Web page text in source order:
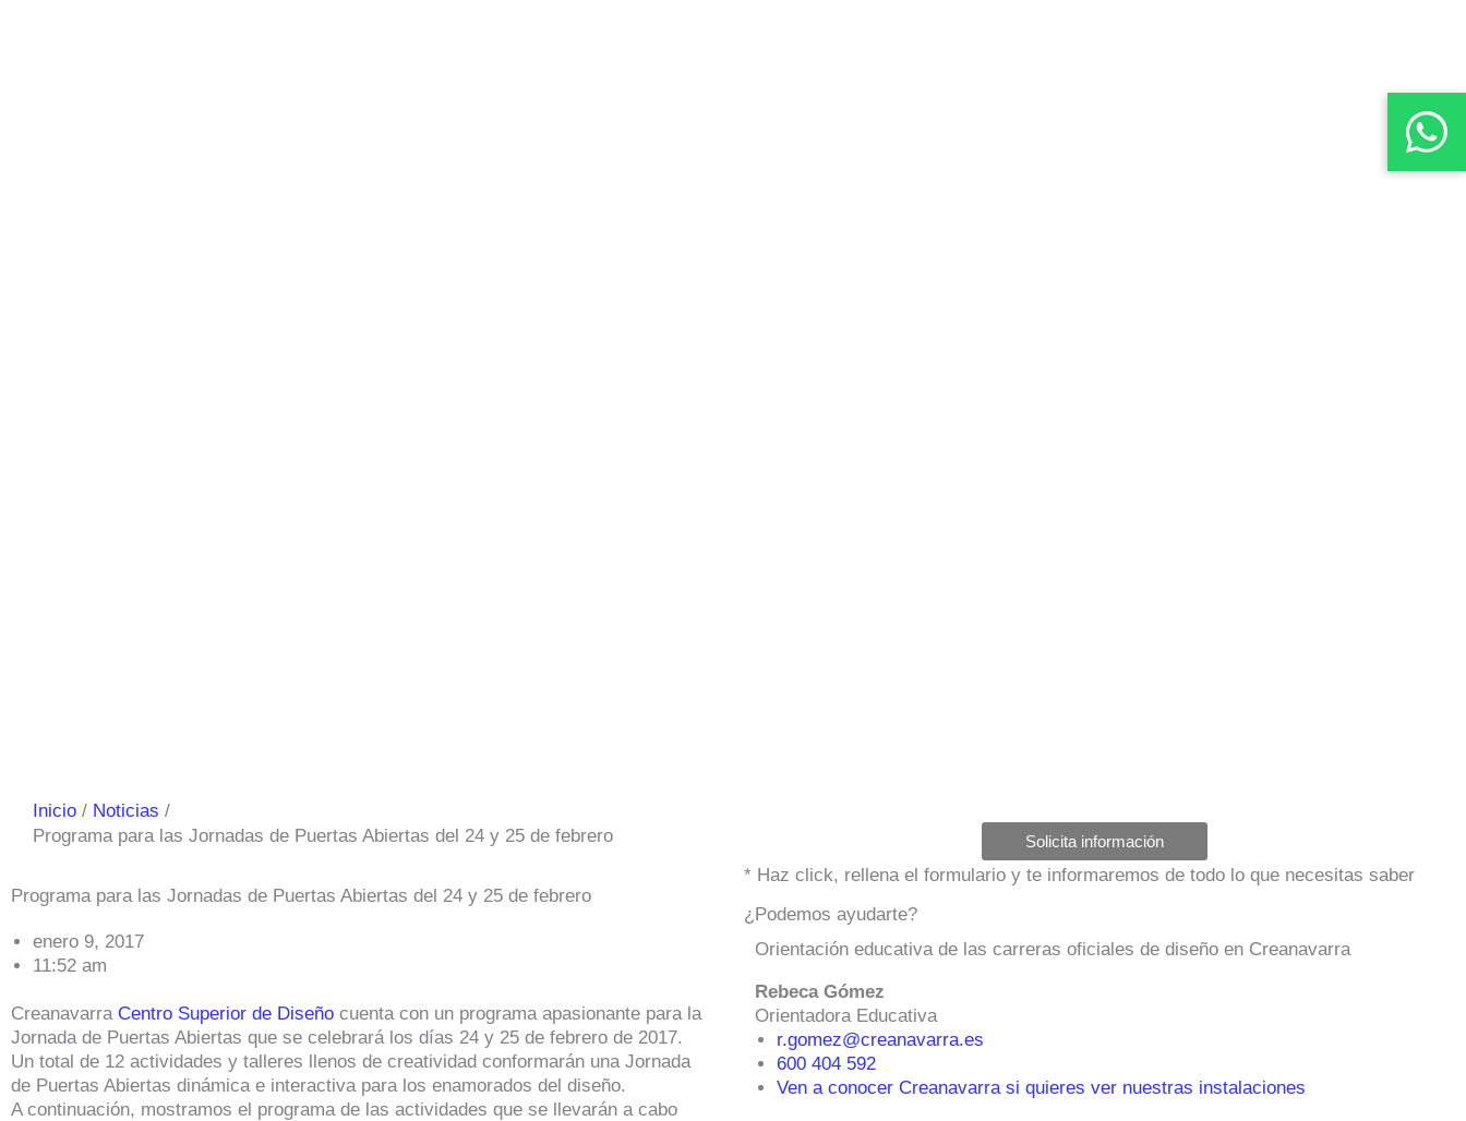
Inicio
Noticias
Programa para las Jornadas de Puertas Abiertas del 24 y 25 de febrero
Programa para las Jornadas de Puertas Abiertas del 24 y 25 de febrero
enero 9, 2017
11:52 am
Creanavarra Centro Superior de Diseño cuenta con un programa apasionante para la
Jornada de Puertas Abiertas que se celebrará los días 24 y 25 de febrero de 2017.
Un total de 12 actividades y talleres llenos de creatividad conformarán una Jornada
de Puertas Abiertas dinámica e interactiva para los enamorados del diseño.
A continuación, mostramos el programa de las actividades que se llevarán a cabo
Solicita información
* Haz click, rellena el formulario y te informaremos de todo lo que necesitas saber
¿Podemos ayudarte?
Orientación educativa de las carreras oficiales de diseño en Creanavarra
Rebeca Gómez
Orientadora Educativa
r.gomez@creanavarra.es
600 404 592
Ven a conocer Creanavarra si quieres ver nuestras instalaciones